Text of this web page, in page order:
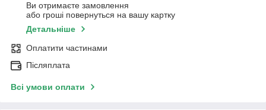
Ви отримаєте замовлення
або гроші повернуться на вашу картку
Детальніше
Оплатити частинами
Післяплата
Всі умови оплати